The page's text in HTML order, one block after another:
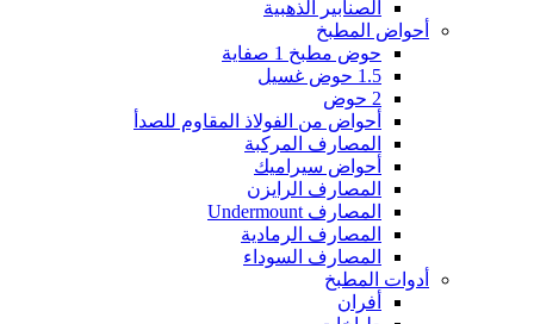
الصنابير الذهبية
أحواض المطبخ
حوض مطبخ 1 صفاية
1.5 حوض غسيل
2 حوض
أحواض من الفولاذ المقاوم للصدأ
المصارف المركبة
أحواض سيراميك
المصارف الرايزن
المصارف Undermount
المصارف الرمادية
المصارف السوداء
أدوات المطبخ
أفران